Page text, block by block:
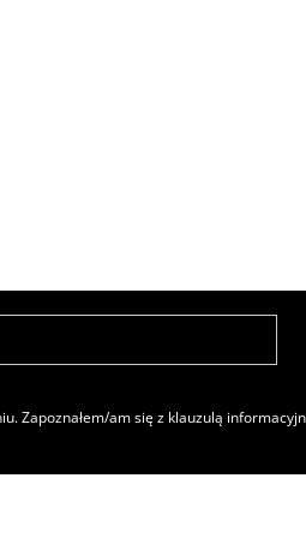
Zapoznałem/am się z klauzulą